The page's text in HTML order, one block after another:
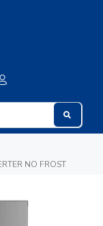
NO FROST